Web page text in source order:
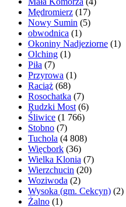
Mędromierz (17)
Nowy Sumin (5)
obwodnica (1)
Okoniny Nadjeziorne (1)
Olching (1)
Piła (7)
Przyrowa (1)
Raciąż (68)
Rosochatka (7)
Rudzki Most (6)
Śliwice (1 766)
Stobno (7)
Tuchola (4 808)
Więcbork (36)
Wielka Klonia (7)
Wierzchucin (20)
Woziwoda (2)
Wysoka (gm. Cekcyn) (2)
Żalno (1)